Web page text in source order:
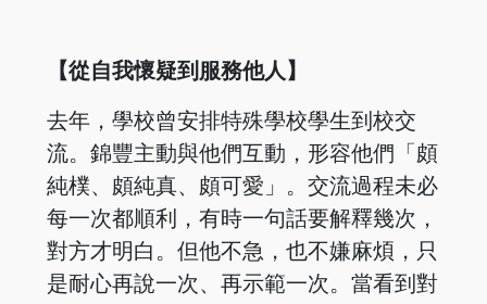
【從自我懷疑到服務他人】
去年，學校曾安排特殊學校學生到校交
流。錦豐主動與他們互動，形容他們「頗
純樸、頗純真、頗可愛」。交流過程未必
每一次都順利，有時一句話要解釋幾次，
對方才明白。但他不急，也不嫌麻煩，只
是耐心再說一次、再示範一次。當看到對